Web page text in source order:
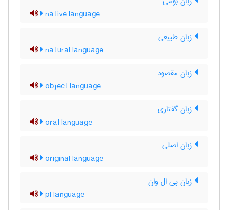
native language
زبان طبیعی
natural language
زبان مقصود
object language
زبان گفتاري
oral language
زبان اصلی
original language
زبان پی ال وان
pl language